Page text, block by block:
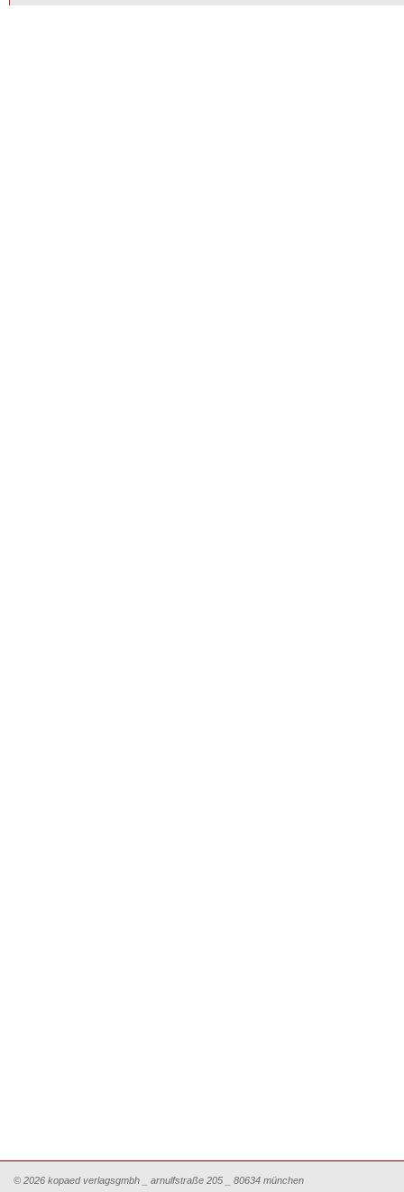
© 2026 kopaed verlagsgmbh _ arnulfstraße 205 _ 80634 münchen